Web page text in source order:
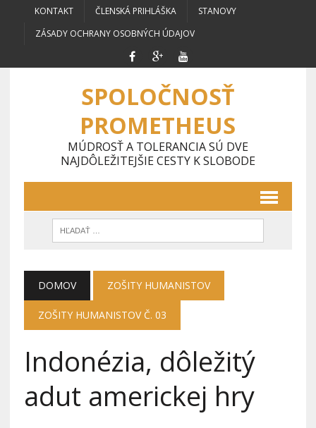
KONTAKT ČLENSKÁ PRIHLÁŠKA
STANOVY
ZÁSADY OCHRANY OSOBNÝCH ÚDAJOV
SPOLOČNOSŤ
PROMETHEUS
MÚDROSŤ A TOLERANCIA SÚ DVE
NAJDÔLEŽITEJŠIE CESTY K SLOBODE
DOMOV ZOŠITY HUMANISTOV
ZOŠITY HUMANISTOV Č. 03
Indonézia, dôležitý
adut americkej hry